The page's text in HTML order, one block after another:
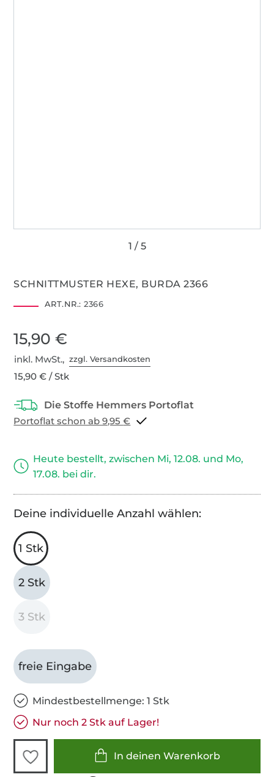
SCHNITTMUSTER HEXE, BURDA 2366
ART.NR.: 2366
15,90 €
inkl. MwSt.,zzgl. Versandkosten
15,90 € / Stk
Portoflat schon ab 9,95 €
Heute bestellt, zwischen Mi, 12.08. und Mo,
17.08. bei dir.
Deine individuelle Anzahl wählen:
1 Stk
2 Stk
3 Stk
freie Eingabe
Mindestbestellmenge: 1 Stk
Nur noch 2 Stk auf Lager!
In deinen Warenkorb